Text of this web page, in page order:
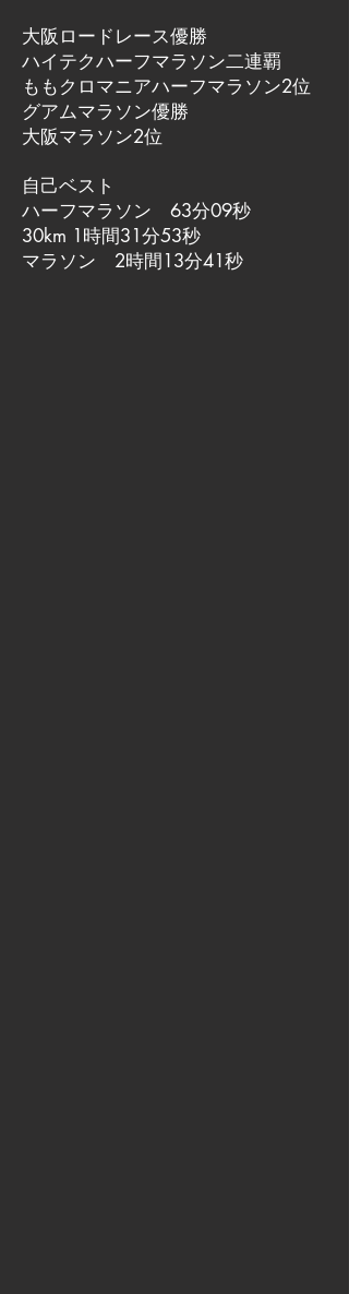
大阪ロードレース優勝
ハイテクハーフマラソン二連覇
ももクロマニアハーフマラソン2位
グアムマラソン優勝
大阪マラソン2位
自己ベスト
ハーフマラソン 63分09秒
30km 1時間31分53秒
マラソン 2時間13分41秒